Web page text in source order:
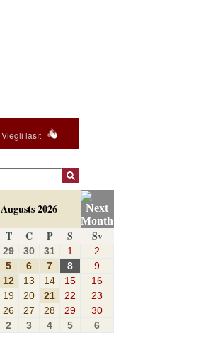
Viegli lasīt
Augusts 2026
T C P S Sv
29 30 31 1
2
5 6 7 8
9
12 13 14 15
16
19 20 21 22
23
26 27 28 29
30
2 3 4 5 6